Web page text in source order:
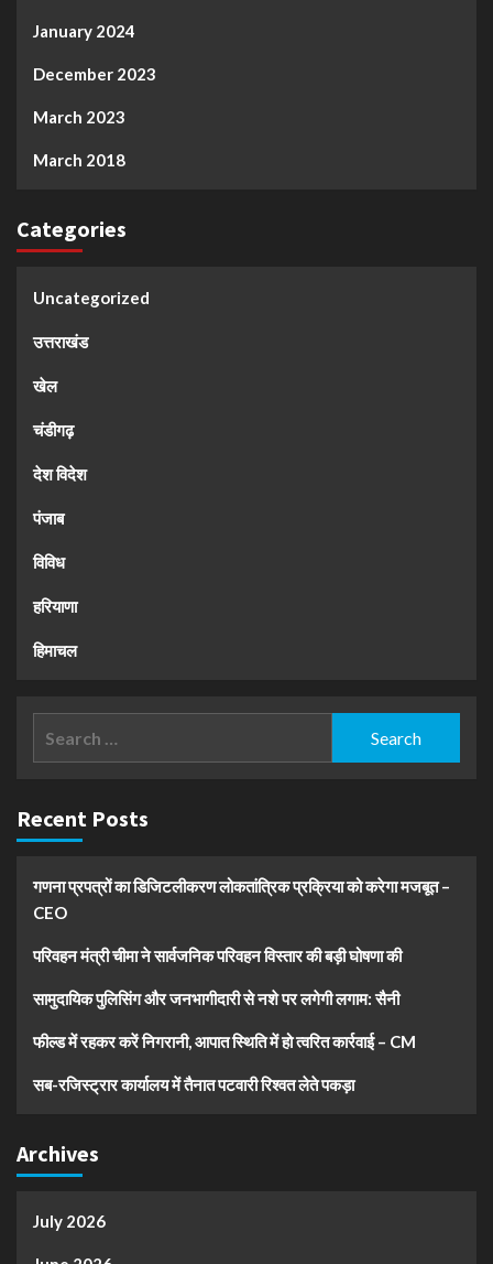
January 2024
December 2023
March 2023
March 2018
Categories
Uncategorized
उत्तराखंड
खेल
चंडीगढ़
देश विदेश
पंजाब
विविध
हरियाणा
हिमाचल
Recent Posts
गणना प्रपत्रों का डिजिटलीकरण लोकतांत्रिक प्रक्रिया को करेगा मजबूत –
CEO
परिवहन मंत्री चीमा ने सार्वजनिक परिवहन विस्तार की बड़ी घोषणा की
सामुदायिक पुलिसिंग और जनभागीदारी से नशे पर लगेगी लगाम: सैनी
फील्ड में रहकर करें निगरानी, आपात स्थिति में हो त्वरित कार्रवाई – CM
सब-रजिस्ट्रार कार्यालय में तैनात पटवारी रिश्वत लेते पकड़ा
Archives
July 2026